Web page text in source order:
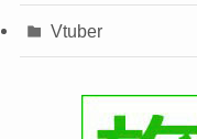
Vtuber